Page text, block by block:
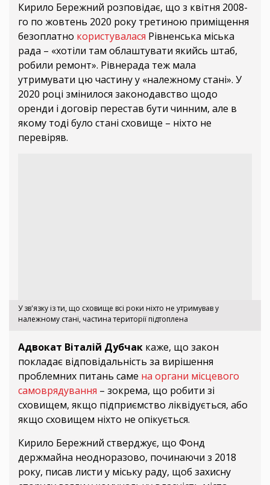
Кирило Бережний розповідає, що з квітня 2008-
го по жовтень 2020 року третиною приміщення
безоплатно користувалася Рівненська міська
рада – «хотіли там облаштувати якийсь штаб,
робили ремонт». Рівнерада теж мала
утримувати цю частину у «належному стані». У
2020 році змінилося законодавство щодо
оренди і договір перестав бути чинним, але в
якому тоді було стані сховище – ніхто не
перевіряв.
У зв'язку із ти, що сховище всі роки ніхто не утримував у
належному стані, частина території підтоплена
Адвокат Віталій Дубчак каже, що закон
покладає відповідальність за вирішення
проблемних питань саме на органи місцевого
самоврядування – зокрема, що робити зі
сховищем, якщо підприємство ліквідується, або
якщо сховищем ніхто не опікується.
Кирило Бережний стверджує, що Фонд
держмайна неодноразово, починаючи з 2018
року, писав листи у міську раду, щоб захисну